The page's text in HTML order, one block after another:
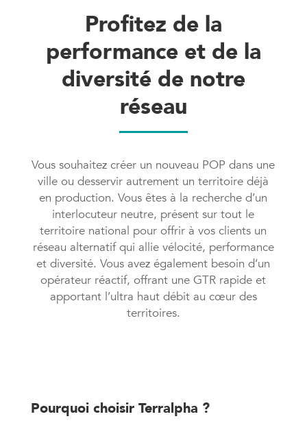
Profitez de la
performance et de la
diversité de notre
réseau
Vous souhaitez créer un nouveau POP dans une
ville ou desservir autrement un territoire déjà
en production. Vous êtes à la recherche d’un
interlocuteur neutre, présent sur tout le
territoire national pour offrir à vos clients un
réseau alternatif qui allie vélocité, performance
et diversité. Vous avez également besoin d’un
opérateur réactif, offrant une GTR rapide et
apportant l’ultra haut débit au cœur des
territoires.
Pourquoi choisir Terralpha ?